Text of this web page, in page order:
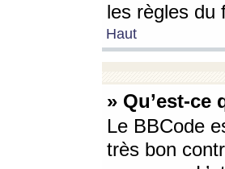
les règles du
Haut
» Qu’est-ce
Le BBCode
très bon